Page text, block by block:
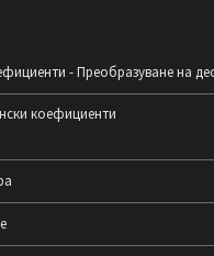
- Преобразуване на
коефициенти